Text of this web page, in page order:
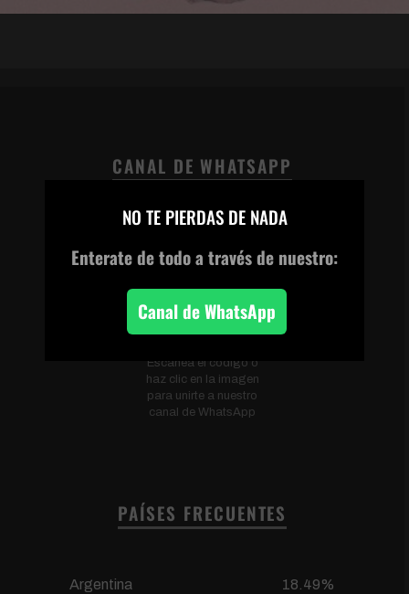
CANAL DE WHATSAPP
Escanea el código o
haz clic en la imagen
para unirte a nuestro
canal de WhatsApp
PAÍSES FRECUENTES
Argentina 18.49%
NO TE PIERDAS DE NADA
Enterate de todoa través de nuestro:
Canal de WhatsApp